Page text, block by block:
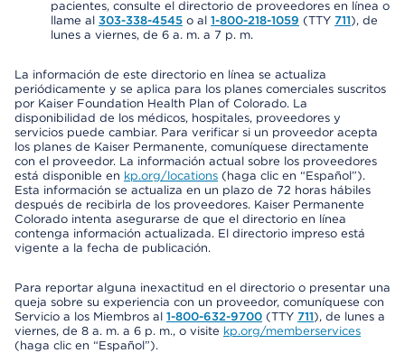
pacientes, consulte el directorio de proveedores en línea o
llame al 303-338-4545 o al 1-800-218-1059 (TTY 711), de
lunes a viernes, de 6 a. m. a 7 p. m.
La información de este directorio en línea se actualiza
periódicamente y se aplica para los planes comerciales suscritos
por Kaiser Foundation Health Plan of Colorado. La
disponibilidad de los médicos, hospitales, proveedores y
servicios puede cambiar. Para verificar si un proveedor acepta
los planes de Kaiser Permanente, comuníquese directamente
con el proveedor. La información actual sobre los proveedores
está disponible en kp.org/locations (haga clic en “Español”).
Esta información se actualiza en un plazo de 72 horas hábiles
después de recibirla de los proveedores. Kaiser Permanente
Colorado intenta asegurarse de que el directorio en línea
contenga información actualizada. El directorio impreso está
vigente a la fecha de publicación.
Para reportar alguna inexactitud en el directorio o presentar una
queja sobre su experiencia con un proveedor, comuníquese con
Servicio a los Miembros al 1-800-632-9700 (TTY 711), de lunes a
viernes, de 8 a. m. a 6 p. m., o visite kp.org/memberservices
(haga clic en “Español”).